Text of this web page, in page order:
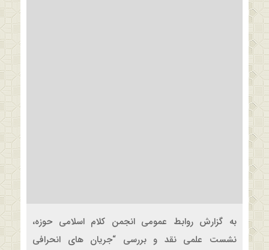
به گزارش روابط عمومی انجمن کلام اسلامی حوزه،
نشست علمی نقد و بررسی “جریان های انحرافی